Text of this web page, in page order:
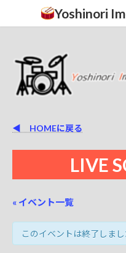
Yoshinori
◀ HOMEに戻る
LIVE
« イベント一覧
このイベントは終了しまし